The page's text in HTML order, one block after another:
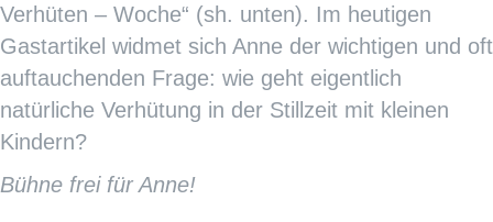
Verhüten – Woche“ (sh. unten). Im heutigen
Gastartikel widmet sich Anne der wichtigen und oft
auftauchenden Frage: wie geht eigentlich
natürliche Verhütung in der Stillzeit mit kleinen
Kindern?
Bühne frei für Anne!